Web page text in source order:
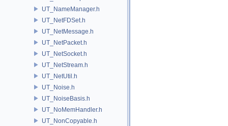
UT_NameManager.h
UT_NetFDSet.h
UT_NetMessage.h
UT_NetPacket.h
UT_NetSocket.h
UT_NetStream.h
UT_NetUtil.h
UT_Noise.h
UT_NoiseBasis.h
UT_NoMemHandler.h
UT_NonCopyable.h